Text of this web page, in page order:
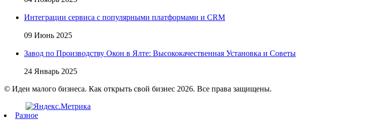
Интеграции сервиса с популярными платформами и CRM
09 Июнь 2025
Завод по Производству Окон в Ялте: Высококачественная Установка и Советы
24 Январь 2025
© Идеи малого бизнеса. Как открыть свой бизнес 2026. Все права защищены.
Разное